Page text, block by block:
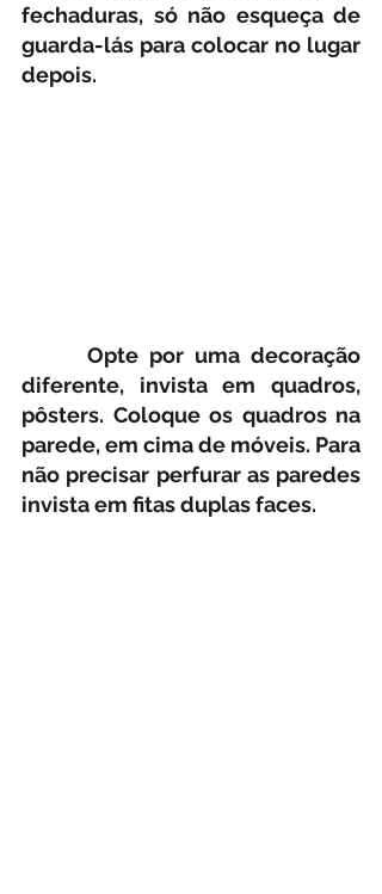
fechaduras, só não esqueça de
guarda-lás para colocar no lugar
depois.
diferente, invista em quadros,
pôsters. Coloque os quadros na
parede, em cima de móveis. Para
não precisar perfurar as paredes
invista em fitas duplas faces.